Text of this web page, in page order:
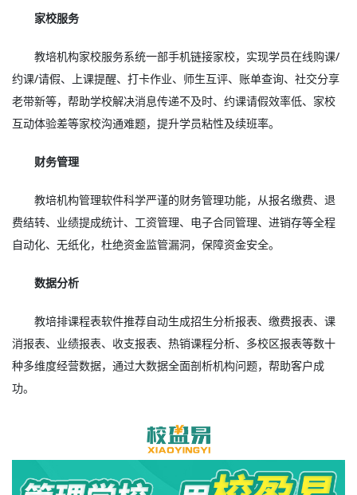
家校服务
教培机构家校服务系统一部手机链接家校，实现学员在线购课/
约课/请假、上课提醒、打卡作业、师生互评、账单查询、社交分享
老带新等，帮助学校解决消息传递不及时、约课请假效率低、家校
互动体验差等家校沟通难题，提升学员粘性及续班率。
财务管理
教培机构管理软件科学严谨的财务管理功能，从报名缴费、退
费结转、业绩提成统计、工资管理、电子合同管理、进销存等全程
自动化、无纸化，杜绝资金监管漏洞，保障资金安全。
数据分析
教培排课程表软件推荐自动生成招生分析报表、缴费报表、课
消报表、业绩报表、收支报表、热销课程分析、多校区报表等数十
种多维度经营数据，通过大数据全面剖析机构问题，帮助客户成
功。